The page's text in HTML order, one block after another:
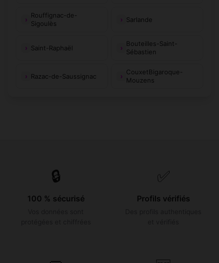
Rouffignac-de-
Sigoulès
Sarlande
Saint-Raphaël
Bouteilles-Saint-
Sébastien
Razac-de-Saussignac
CouxetBigaroque-
Mouzens
🔒
100 % sécurisé
✅
Profils vérifiés